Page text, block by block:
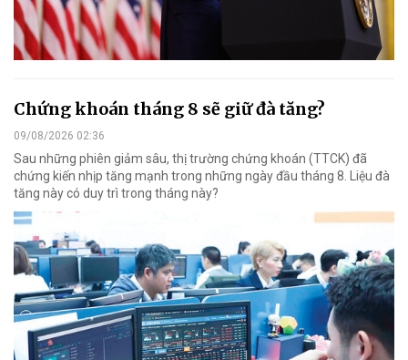
Chứng khoán tháng 8 sẽ giữ đà tăng?
09/08/2026 02:36
Sau những phiên giảm sâu, thị trường chứng khoán (TTCK) đã
chứng kiến nhịp tăng mạnh trong những ngày đầu tháng 8. Liệu đà
tăng này có duy trì trong tháng này?